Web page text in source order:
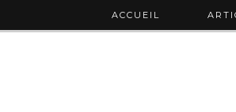
ACCUEIL